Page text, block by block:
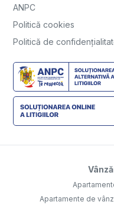
ANPC
Politică cookies
Politică de
Apartamente de